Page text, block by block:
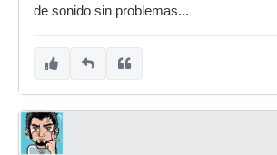
de sonido sin problemas...